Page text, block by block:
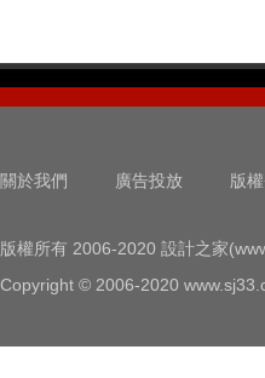
關於我們 廣告投放 版
版權所有 2006-2020 設計之家
Copyright © 2006-2020